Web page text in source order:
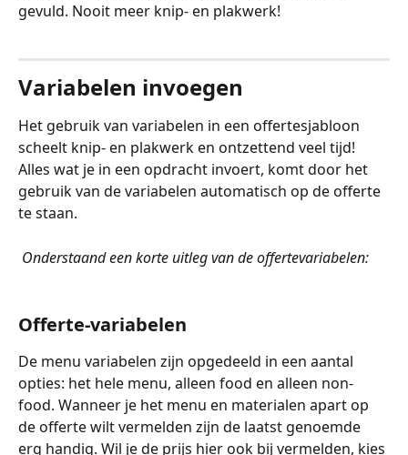
gevuld. Nooit meer knip- en plakwerk!
Variabelen invoegen
Het gebruik van variabelen in een offertesjabloon
scheelt knip- en plakwerk en ontzettend veel tijd!
Alles wat je in een opdracht invoert, komt door het
gebruik van de variabelen automatisch op de offerte
te staan.
Onderstaand een korte uitleg van de offertevariabelen:
Offerte-variabelen
De menu variabelen zijn opgedeeld in een aantal
opties: het hele menu, alleen food en alleen non-
food. Wanneer je het menu en materialen apart op
de offerte wilt vermelden zijn de laatst genoemde
erg handig. Wil je de prijs hier ook bij vermelden, kies